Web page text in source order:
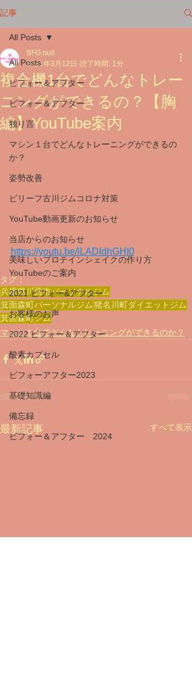
記事
All Posts
ビフォー＆アフター
ビフォー＆アフター
独り言
マシン１台でどんなトレーニングができるの
か？
姿勢改善
ビリーフ古川ジムコロナ対策
YouTube動画更新のお知らせ
当店からのお知らせ
美味しいプロテインシェイクの作り方
YouTubeのご案内
2021 ビフォー&アフター
お客様のお声
2022 ビフォー＆アフター
酸素カプセル
ビフォーアフター2023
基礎知識編
備忘録
ビフォー＆アフター 2024
All Posts
複合機1台でどんなトレー
ニングができるの？【胸
編】YouTube案内
BFG null
2021年3月12日 読了時間: 1分
https://youtu.be/lLADIdhGHI0
タグ：
兵庫県川西市パーソナルジム
箕面森町パーソナルジム 猪名川町ダイエットジム
箕面森町ジム
マシン１台でどんなトレーニングができるのか？
最新記事 すべて表示